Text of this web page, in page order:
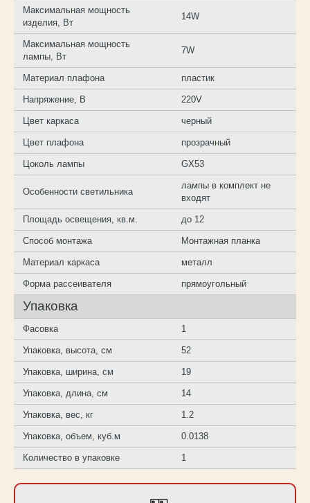
Максимальная мощность
изделия, Вт
14W
Максимальная мощность
лампы, Вт
7W
Материал плафона пластик
Напряжение, В 220V
Цвет каркаса черный
Цвет плафона прозрачный
Цоколь лампы GX53
Особенности светильника
лампы в комплект не
входят
Площадь освещения, кв.м. до 12
Способ монтажа Монтажная планка
Материал каркаса металл
Форма рассеивателя прямоугольный
Упаковка
Фасовка 1
Упаковка, высота, см 52
Упаковка, ширина, см 19
Упаковка, длина, см 14
Упаковка, вес, кг 1.2
Упаковка, объем, куб.м 0.0138
Количество в упаковке 1